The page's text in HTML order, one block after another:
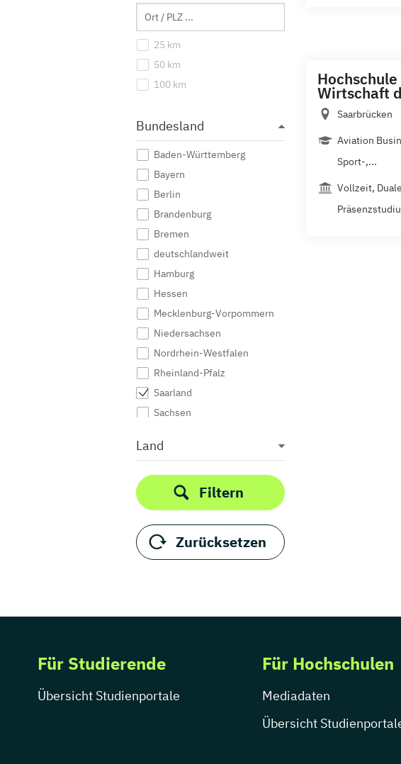
25 km
50 km
100 km
Bundesland
Baden-Württemberg
Bayern
Berlin
Brandenburg
Bremen
deutschlandweit
Hamburg
Hessen
Mecklenburg-Vorpommern
Niedersachsen
Nordrhein-Westfalen
Rheinland-Pfalz
Saarland
Sachsen
Schleswig-Holstein
Thüringen
Land
Filtern
Zurücksetzen
Wirtschaft
Saarbrücken
Aviation
Sport-,...
Vollzeit,
Für Studierende
Übersicht Studienportale
Für Hochschulen
Mediadaten
Übersicht